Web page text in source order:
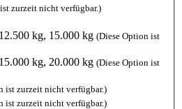
zurzeit nicht verfügbar.)
kg, 15.000 kg (Diese Option ist
kg, 20.000 kg (Diese Option ist
ist zurzeit nicht verfügbar.)
ist zurzeit nicht verfügbar.)